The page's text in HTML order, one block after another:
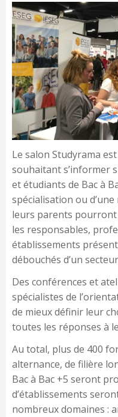
Le salon Studyrama
souhaitant s’informer
et étudiants de Bac à
spécialisation ou
leurs parents
les responsables,
établissements
débouchés d’un
Des conférences et
spécialistes de
de mieux définir leur
toutes les réponses à
Au total, plus de 400
alternance, de filière
Bac à Bac +5 seront
d’établissements
nombreux domaines :